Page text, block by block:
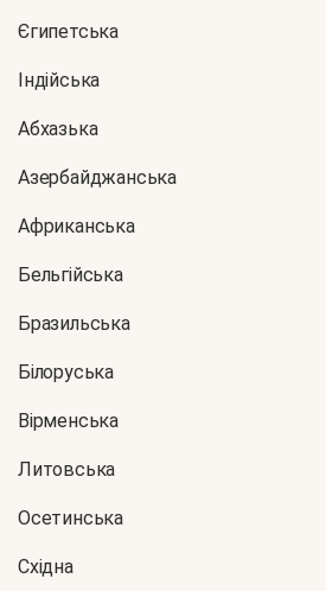
Єгипетська
Індійська
Абхазька
Азербайджанська
Африканська
Бельгійська
Бразильська
Білоруська
Вірменська
Литовська
Осетинська
Східна